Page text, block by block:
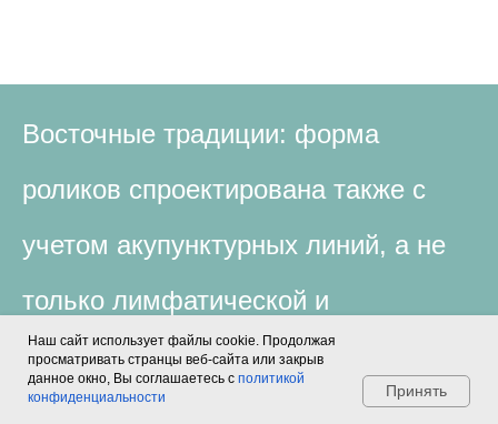
Мы на связи,
Восточные традиции: форма
роликов спроектирована также с
учетом акупунктурных линий, а не
только лимфатической и
кровеносной систем.
Для этого шаг выемок роликов
Наш сайт использует файлы cookie. Продолжая
просматривать странцы веб-сайта или закрыв
данное окно, Вы соглашаетесь с политикой
конфиденциальности
Принять